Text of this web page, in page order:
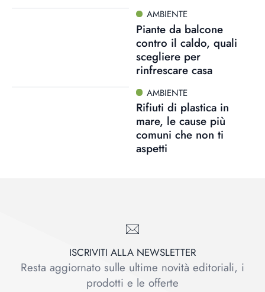
AMBIENTE
Piante da balcone
contro il caldo, quali
scegliere per
rinfrescare casa
AMBIENTE
Rifiuti di plastica in
mare, le cause più
comuni che non ti
aspetti
ISCRIVITI ALLA NEWSLETTER
Resta aggiornato sulle ultime novità editoriali, i
prodotti e le offerte